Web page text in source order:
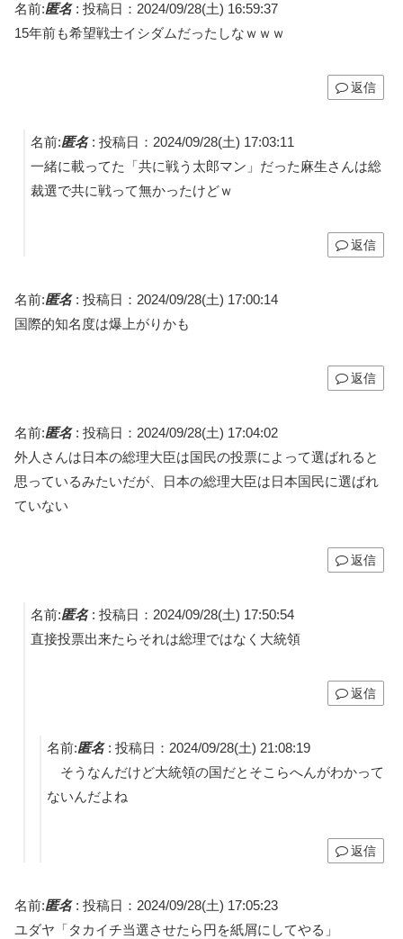
名前:匿名: 投稿日：2024/09/28(土) 16:59:37
15年前も希望戦士イシダムだったしなｗｗｗ
返信
名前:匿名: 投稿日：2024/09/28(土) 17:03:11
一緒に載ってた「共に戦う太郎マン」だった麻生さんは総
裁選で共に戦って無かったけどｗ
返信
名前:匿名: 投稿日：2024/09/28(土) 17:00:14
国際的知名度は爆上がりかも
返信
名前:匿名: 投稿日：2024/09/28(土) 17:04:02
外人さんは日本の総理大臣は国民の投票によって選ばれると
思っているみたいだが、日本の総理大臣は日本国民に選ばれ
ていない
返信
名前:匿名: 投稿日：2024/09/28(土) 17:50:54
直接投票出来たらそれは総理ではなく大統領
返信
名前:匿名: 投稿日：2024/09/28(土) 21:08:19
そうなんだけど大統領の国だとそこらへんがわかって
ないんだよね
返信
名前:匿名: 投稿日：2024/09/28(土) 17:05:23
ユダヤ「タカイチ当選させたら円を紙屑にしてやる」